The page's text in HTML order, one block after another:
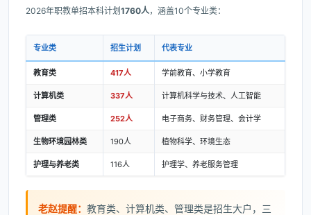
2026年职教单招本科计划 1760人，涵盖10个专业类：
专业类 招生计划 代表专业
教育类 417人 学前教育、小学教育
计算机类 337人 计算机科学与技术、人工智能
管理类 252人 电子商务、财务管理、会计学
生物环境园林类 190人 植物科学、环境生态
护理与养老类 116人 护理学、养老服务管理
老赵提醒： 教育类、计算机类、管理类是招生大户，三